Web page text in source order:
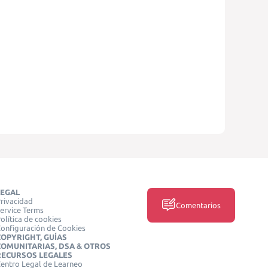
Terms
de cookies
de Cookies
GUÍAS
DSA & OTROS
LEGALES
Legal de Learneo
Comentarios